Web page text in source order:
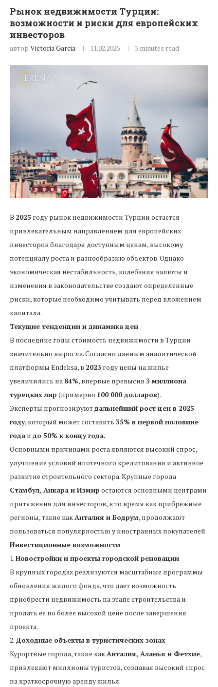
Рынок недвижимости Турции:
возможности и риски для европейских
инвесторов
автор Victoria Garcia 11.02.2025 3 minutes read
В 2025 году рынок недвижимости Турции остается
привлекательным направлением для европейских
инвесторов благодаря доступным ценам, высокому
потенциалу роста и разнообразию объектов. Однако
экономическая нестабильность, колебания валюты и
изменения в законодательстве создают определенные
риски, которые необходимо учитывать перед вложением
капитала.
Текущие тенденции и динамика цен
В последние годы стоимость недвижимости в Турции
значительно выросла. Согласно данным аналитической
платформы Endeksa, в 2023 году цены на жилье
увеличились на 84%, впервые превысив 3 миллиона
турецких лир (примерно 100 000 долларов).
Эксперты прогнозируютдальнейший рост цен в 2025
году, который может составить 35% в первой половине
года и до 50% к концу года.
Основными причинами роста являются высокий спрос,
улучшение условий ипотечного кредитования и активное
развитие строительного сектора. Крупные города
Стамбул, Анкара и Измир остаются основными центрами
притяжения для инвесторов, в то время как прибрежные
регионы, такие какАнталия и Бодрум, продолжают
пользоваться популярностью у иностранных покупателей.
Инвестиционные возможности
1.Новостройки и проекты городской реновации
В крупных городах реализуются масштабные программы
обновления жилого фонда, что дает возможность
приобрести недвижимость на этапе строительства и
продать ее по более высокой цене после завершения
проекта.
2. Доходные объекты в туристических зонах
Курортные города, такие какАнталия, Аланья и Фетхие,
привлекают миллионы туристов, создавая высокий спрос
на краткосрочную аренду жилья.